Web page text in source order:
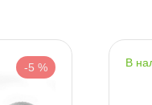
-5 %